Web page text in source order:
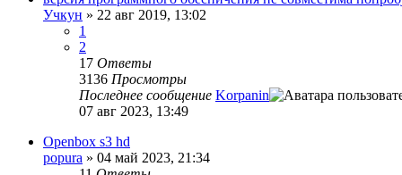
Учкун » 22 авг 2019, 13:02
1
2
17 Ответы
3136 Просмотры
Последнее сообщение Korpanin
07 авг 2023, 13:49
Openbox s3 hd
popura » 04 май 2023, 21:34